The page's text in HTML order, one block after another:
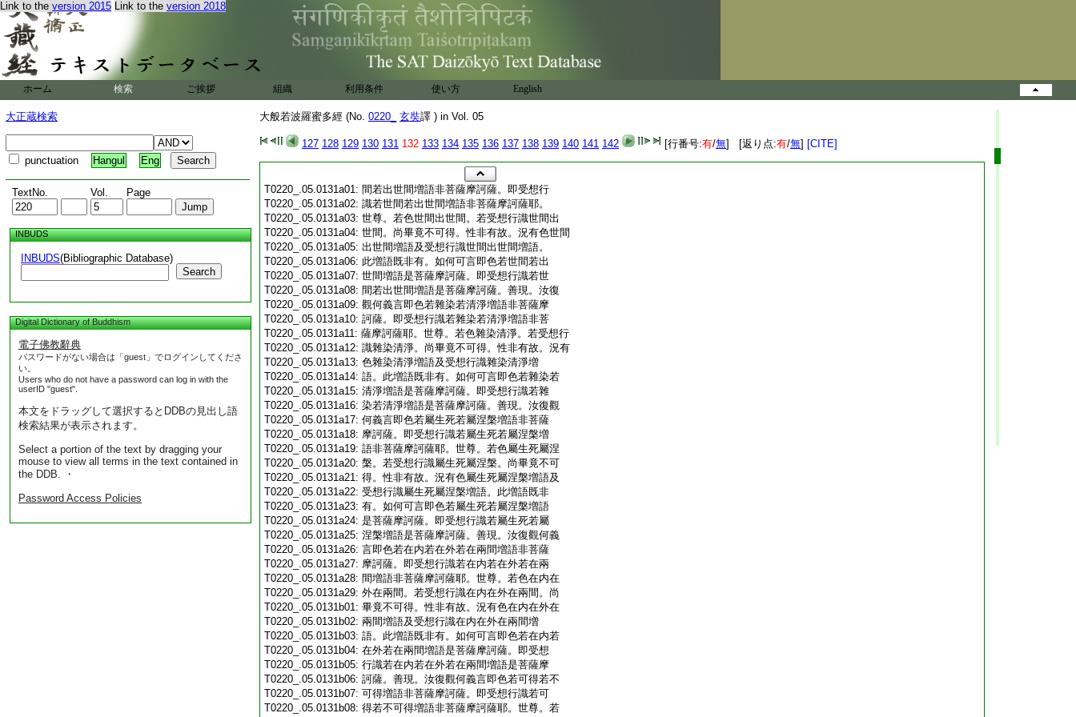
Link to the version 2015 Link to the version 2018
ホーム 検索 ご挨拶 組織 利用条件 使い方 English
大正蔵検索
punctuation Hangul Eng
TextNo. Vol. Page
INBUDS
INBUDS(Bibliographic Database)
Search
Digital Dictionary of Buddhism
電子佛教辭典
パスワードがない場合は「guest」でログインしてくださ
い。
Users who do not have a password can log in with the
userID "guest".
本文をドラッグして選択するとDDBの見出し語
検索結果が表示されます。
Select a portion of the text by dragging your
mouse to view all terms in the text contained in
the DDB. ・
Password Access Policies
大般若波羅蜜多經 (No. 0220_ 玄奘譯 ) in Vol. 05
127 128 129 130 131 132 133 134 135 136 137 138 139 140 141 142 [行番号:有/無] [返り点:有/無] [CITE]
T0220_.05.0131a01: 間若出世間増語非菩薩摩訶薩。即受想行
T0220_.05.0131a02: 識若世間若出世間増語非菩薩摩訶薩耶。
T0220_.05.0131a03: 世尊。若色世間出世間。若受想行識世間出
T0220_.05.0131a04: 世間。尚畢竟不可得。性非有故。況有色世間
T0220_.05.0131a05: 出世間増語及受想行識世間出世間増語。
T0220_.05.0131a06: 此増語既非有。如何可言即色若世間若出
T0220_.05.0131a07: 世間増語是菩薩摩訶薩。即受想行識若世
T0220_.05.0131a08: 間若出世間増語是菩薩摩訶薩。善現。汝復
T0220_.05.0131a09: 觀何義言即色若雜染若清淨増語非菩薩摩
T0220_.05.0131a10: 訶薩。即受想行識若雜染若清淨増語非菩
T0220_.05.0131a11: 薩摩訶薩耶。世尊。若色雜染清淨。若受想行
T0220_.05.0131a12: 識雜染清淨。尚畢竟不可得。性非有故。況有
T0220_.05.0131a13: 色雜染清淨増語及受想行識雜染清淨増
T0220_.05.0131a14: 語。此増語既非有。如何可言即色若雜染若
T0220_.05.0131a15: 清淨増語是菩薩摩訶薩。即受想行識若雜
T0220_.05.0131a16: 染若清淨増語是菩薩摩訶薩。善現。汝復觀
T0220_.05.0131a17: 何義言即色若屬生死若屬涅槃増語非菩薩
T0220_.05.0131a18: 摩訶薩。即受想行識若屬生死若屬涅槃増
T0220_.05.0131a19: 語非菩薩摩訶薩耶。世尊。若色屬生死屬涅
T0220_.05.0131a20: 槃。若受想行識屬生死屬涅槃。尚畢竟不可
T0220_.05.0131a21: 得。性非有故。況有色屬生死屬涅槃増語及
T0220_.05.0131a22: 受想行識屬生死屬涅槃増語。此増語既非
T0220_.05.0131a23: 有。如何可言即色若屬生死若屬涅槃増語
T0220_.05.0131a24: 是菩薩摩訶薩。即受想行識若屬生死若屬
T0220_.05.0131a25: 涅槃増語是菩薩摩訶薩。善現。汝復觀何義
T0220_.05.0131a26: 言即色若在内若在外若在兩間増語非菩薩
T0220_.05.0131a27: 摩訶薩。即受想行識若在内若在外若在兩
T0220_.05.0131a28: 間増語非菩薩摩訶薩耶。世尊。若色在内在
T0220_.05.0131a29: 外在兩間。若受想行識在内在外在兩間。尚
T0220_.05.0131b01: 畢竟不可得。性非有故。況有色在内在外在
T0220_.05.0131b02: 兩間増語及受想行識在内在外在兩間増
T0220_.05.0131b03: 語。此増語既非有。如何可言即色若在内若
T0220_.05.0131b04: 在外若在兩間増語是菩薩摩訶薩。即受想
T0220_.05.0131b05: 行識若在内若在外若在兩間増語是菩薩摩
T0220_.05.0131b06: 訶薩。善現。汝復觀何義言即色若可得若不
T0220_.05.0131b07: 可得増語非菩薩摩訶薩。即受想行識若可
T0220_.05.0131b08: 得若不可得増語非菩薩摩訶薩耶。世尊。若